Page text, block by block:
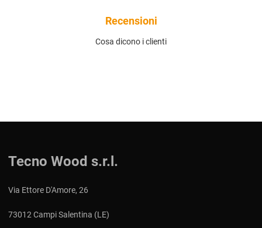
Recensioni
Cosa dicono i clienti
Tecno Wood s.r.l.
Via Ettore D'Amore, 26
73012 Campi Salentina (LE)